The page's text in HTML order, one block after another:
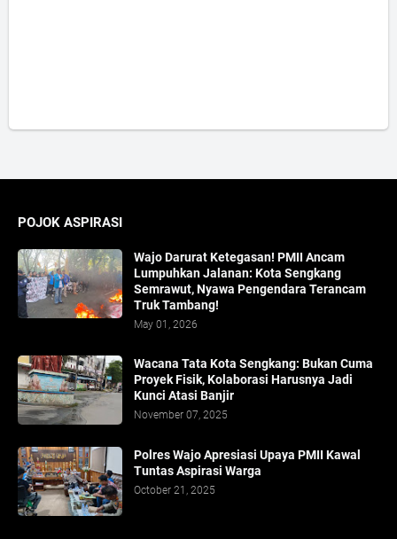
POJOK ASPIRASI
Wajo Darurat Ketegasan! PMII Ancam
Lumpuhkan Jalanan: Kota Sengkang
Semrawut, Nyawa Pengendara Terancam
Truk Tambang!
May 01, 2026
​Wacana Tata Kota Sengkang: Bukan Cuma
Proyek Fisik, Kolaborasi Harusnya Jadi
Kunci Atasi Banjir
November 07, 2025
Polres Wajo Apresiasi Upaya PMII Kawal
Tuntas Aspirasi Warga
October 21, 2025